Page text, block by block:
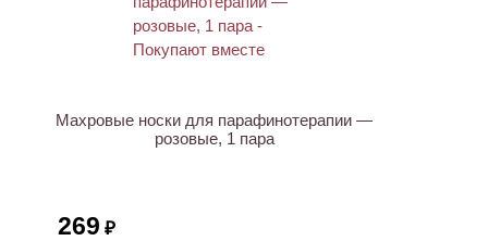
Махровые носки для парафинотерапии —
розовые, 1 пара
269 ₽